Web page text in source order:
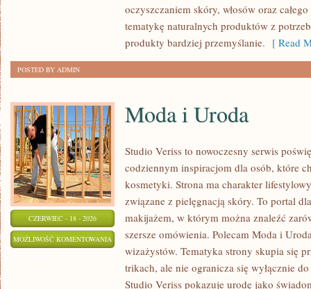
oczyszczaniem skóry, włosów oraz
tematykę naturalnych produktów z
produkty bardziej przemyślanie. [ Read
POSTED BY ADMIN
CZERWIEC - 18 - 2026
MOŻLIWOŚĆ KOMENTOWANIA MODA
URODA
Moda i Uroda
Studio Veriss to nowoczesny serwis
codziennym inspiracjom dla osób, które
kosmetyki. Strona ma charakter
związane z pielęgnacją skóry. To portal
makijażem, w którym można znaleźć
szersze omówienia. Polecam Moda i
wizażystów. Tematyka strony skupia się
trikach, ale nie ogranicza się wyłącznie
Studio Veriss pokazuje urodę jako